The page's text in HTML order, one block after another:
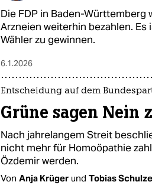
Die FDP in Baden-Württemberg
Arzneien weiterhin bezahlen.
Wähler zu gewinnen.
6.1.2026
Entscheidung auf dem
Grüne sagen Nein
Nach jahrelangem Streit
nicht mehr für Homoöpathie
Özdemir werden.
Von Anja Krüger und Tobias Schulze